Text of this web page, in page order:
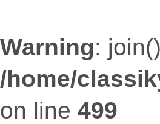
Warning:
/home/
on line 499